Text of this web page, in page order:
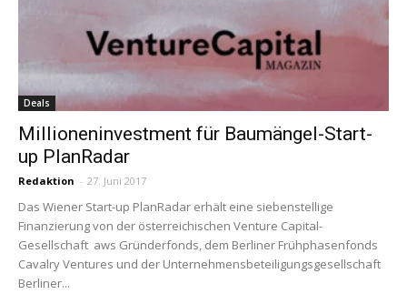
Deals
Millioneninvestment für Baumängel-Start-
up PlanRadar
Redaktion - 27. Juni 2017
Das Wiener Start-up PlanRadar erhält eine siebenstellige
Finanzierung von der österreichischen Venture Capital-
Gesellschaft aws Gründerfonds, dem Berliner Frühphasenfonds
Cavalry Ventures und der Unternehmensbeteiligungsgesellschaft
Berliner...